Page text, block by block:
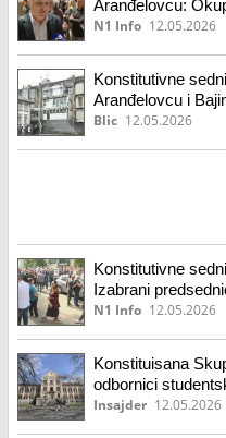
Aranđelovcu:
N1 Info 12.05.2026
Konstitutivne
Aranđelovcu i
lokalnog parlamenta
Blic 12.05.2026
Konstitutivne
Izabrani
N1 Info 12.05.2026
Konstituisana
odbornici
Insajder 12.05.2026